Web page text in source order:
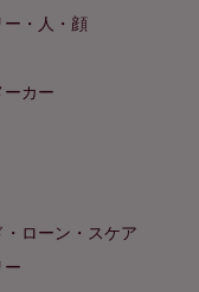
ー・人・顔
ーカー
・ローン・スケア
ー